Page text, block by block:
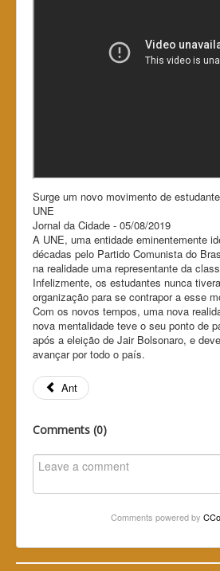
Surge um novo movimento de
UNE
Jornal da Cidade - 05/08/2019
A UNE, uma entidade eminentemente
décadas pelo Partido Comunista do
na realidade uma representante da
Infelizmente, os estudantes nunca
organização para se contrapor a esse
Com os novos tempos, uma nova
nova mentalidade teve o seu ponto de
após a eleição de Jair Bolsonaro, e
avançar por todo o país.
Ant
Comments (0)
Comments powered by